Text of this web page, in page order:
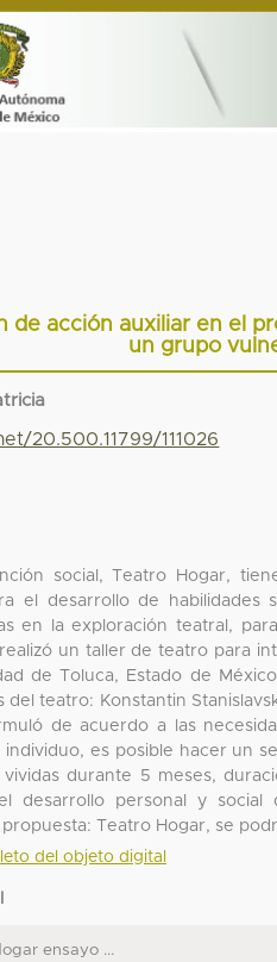
de acción auxiliar en el
un grupo
20.500.11799/111026
social, Teatro Hogar,
el desarrollo de
en la exploración teatral,
un taller de teatro para
de Toluca, Estado de
teatro: Konstantin
de acuerdo a las
es posible hacer un
durante 5 meses,
desarrollo personal y
Teatro Hogar, se
del objeto digital
ensayo ...